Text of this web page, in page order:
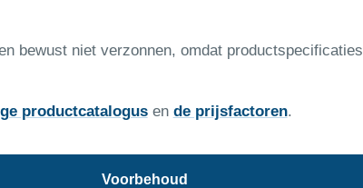
bewust niet verzonnen, omdat productspecificaties
productcatalogusen de prijsfactoren.
Voorbehoud